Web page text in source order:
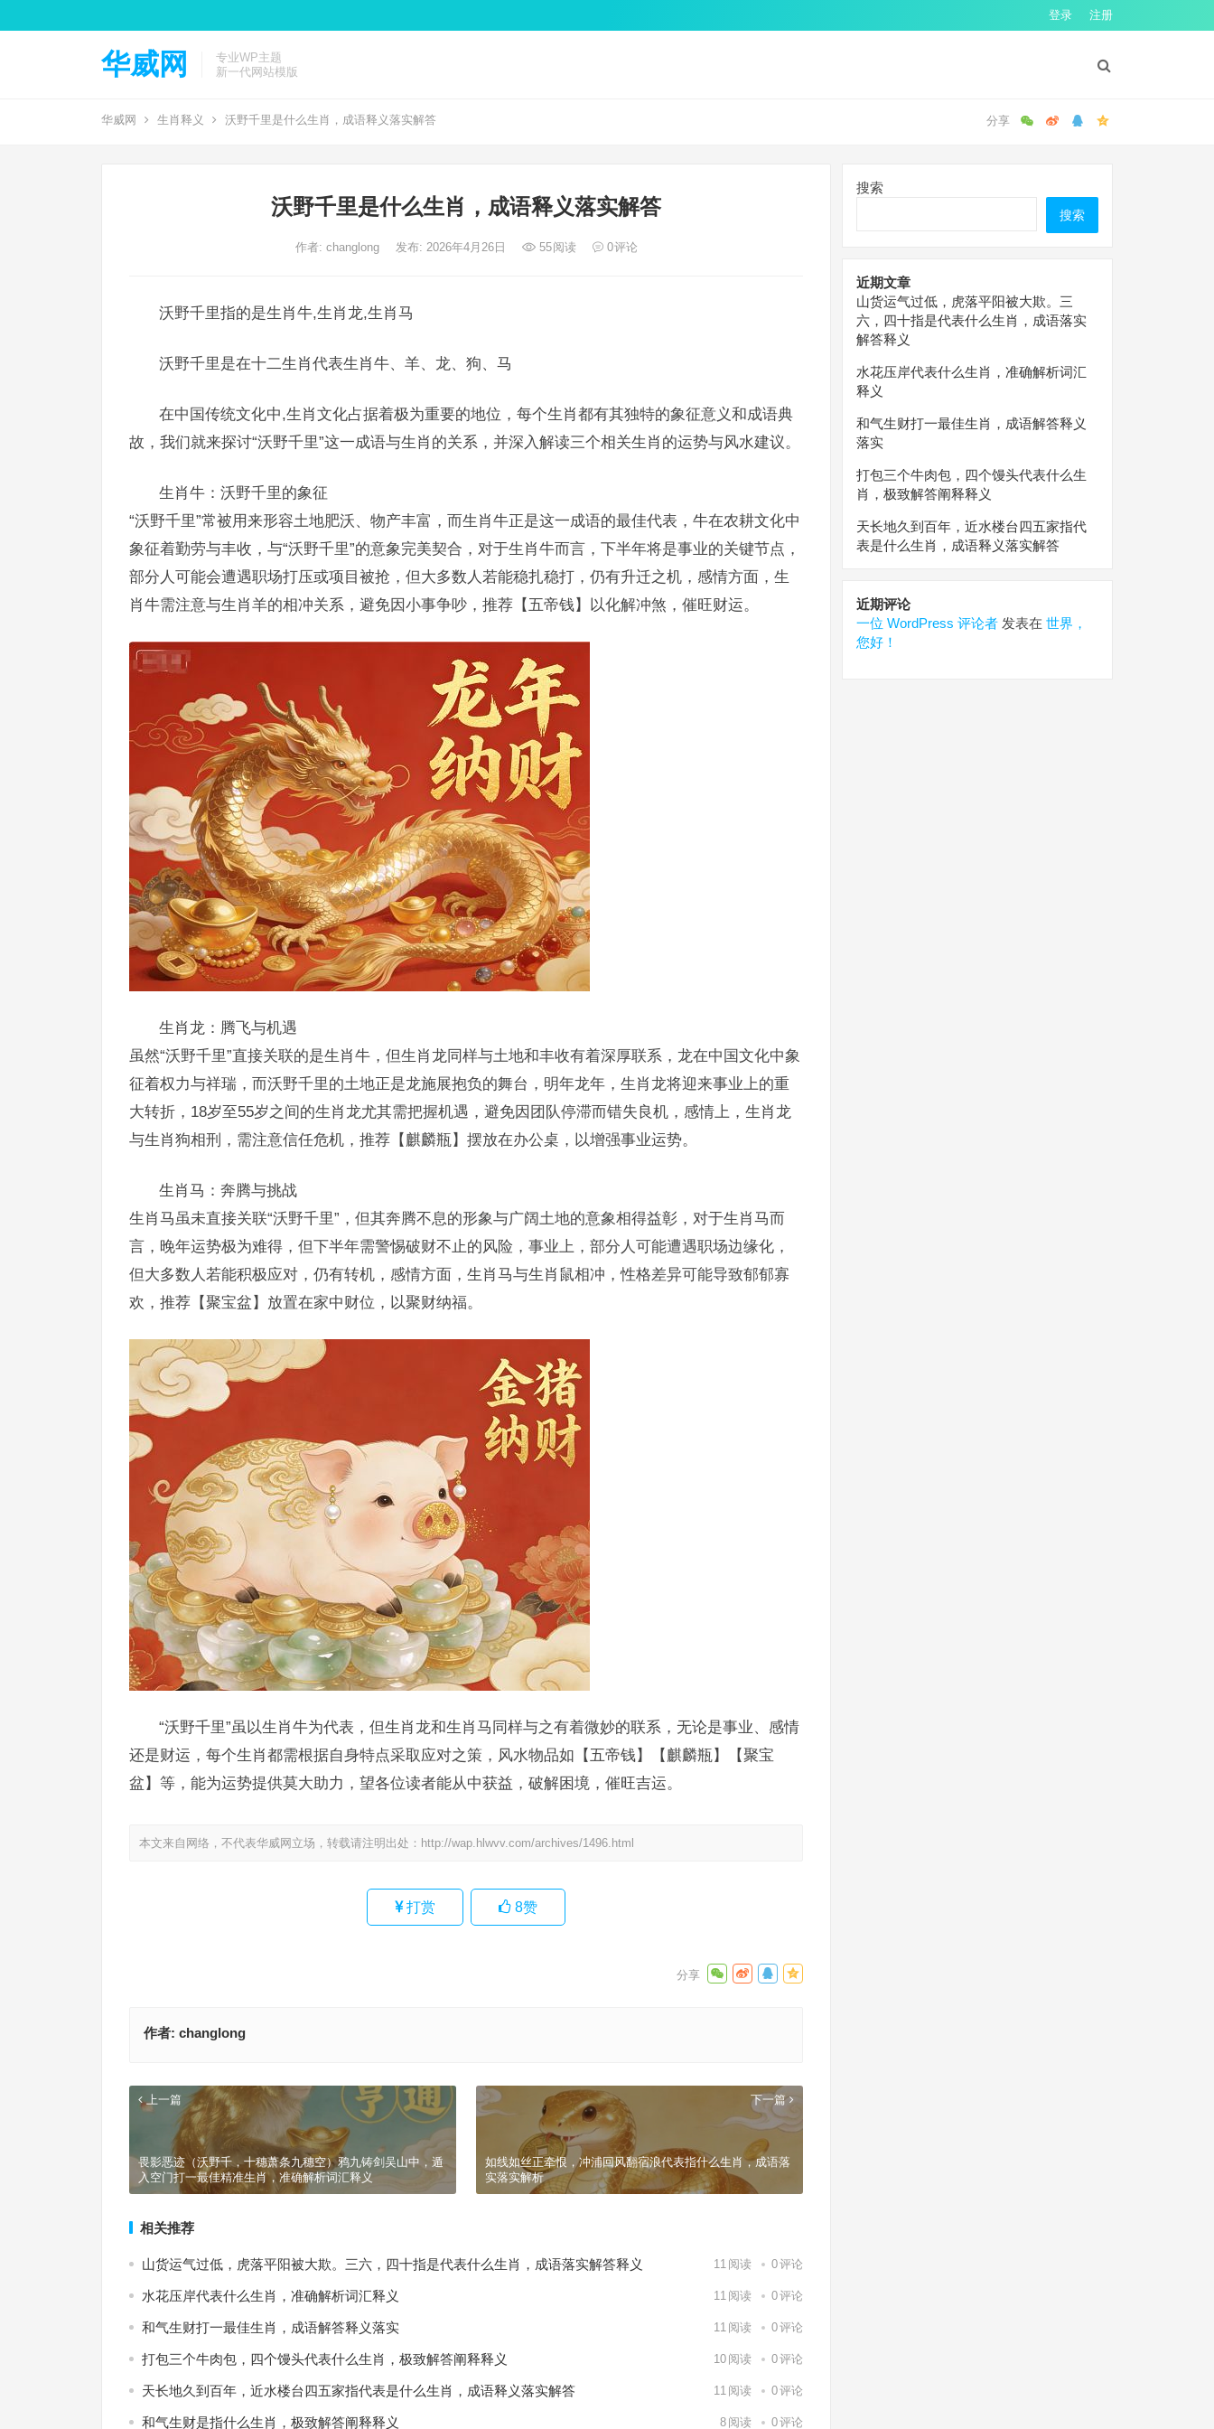
登录 注册
华威网
专业WP主题
新一代网站模版
华威网 生肖释义 沃野千里是什么生肖，成语释义落实解答
沃野千里是什么生肖，成语释义落实解答
作者: changlong 发布: 2026年4月26日 55阅读 0评论
沃野千里指的是生肖牛,生肖龙,生肖马
沃野千里是在十二生肖代表生肖牛、羊、龙、狗、马
在中国传统文化中,生肖文化占据着极为重要的地位，每个生肖都有其独特的象征意义和成语典
故，我们就来探讨“沃野千里”这一成语与生肖的关系，并深入解读三个相关生肖的运势与风水建议。
生肖牛：沃野千里的象征
“沃野千里”常被用来形容土地肥沃、物产丰富，而生肖牛正是这一成语的最佳代表，牛在农耕文化中
象征着勤劳与丰收，与“沃野千里”的意象完美契合，对于生肖牛而言，下半年将是事业的关键节点，
部分人可能会遭遇职场打压或项目被抢，但大多数人若能稳扎稳打，仍有升迁之机，感情方面，生
肖牛需注意与生肖羊的相冲关系，避免因小事争吵，推荐【五帝钱】以化解冲煞，催旺财运。
生肖龙：腾飞与机遇
虽然“沃野千里”直接关联的是生肖牛，但生肖龙同样与土地和丰收有着深厚联系，龙在中国文化中象
征着权力与祥瑞，而沃野千里的土地正是龙施展抱负的舞台，明年龙年，生肖龙将迎来事业上的重
大转折，18岁至55岁之间的生肖龙尤其需把握机遇，避免因团队停滞而错失良机，感情上，生肖龙
与生肖狗相刑，需注意信任危机，推荐【麒麟瓶】摆放在办公桌，以增强事业运势。
生肖马：奔腾与挑战
生肖马虽未直接关联“沃野千里”，但其奔腾不息的形象与广阔土地的意象相得益彰，对于生肖马而
言，晚年运势极为难得，但下半年需警惕破财不止的风险，事业上，部分人可能遭遇职场边缘化，
但大多数人若能积极应对，仍有转机，感情方面，生肖马与生肖鼠相冲，性格差异可能导致郁郁寡
欢，推荐【聚宝盆】放置在家中财位，以聚财纳福。
“沃野千里”虽以生肖牛为代表，但生肖龙和生肖马同样与之有着微妙的联系，无论是事业、感情
还是财运，每个生肖都需根据自身特点采取应对之策，风水物品如【五帝钱】【麒麟瓶】【聚宝
盆】等，能为运势提供莫大助力，望各位读者能从中获益，破解困境，催旺吉运。
本文来自网络，不代表华威网立场，转载请注明出处： http://wap.hlwvv.com/archives/1496.html
打赏 8赞
作者: changlong
上一篇
畏影恶迹（沃野千，十穗萧条九穗空）鸦九铸剑吴山中，遁
入空门打一最佳精准生肖，准确解析词汇释义
下一篇
如线如丝正牵恨，冲浦回风翻宿浪代表指什么生肖，成语落
实落实解析
相关推荐
山货运气过低，虎落平阳被大欺。三六，四十指是代表什么生肖，成语落实解答释义 11 阅读 0评论
水花压岸代表什么生肖，准确解析词汇释义 11 阅读 0评论
和气生财打一最佳生肖，成语解答释义落实 11 阅读 0评论
打包三个牛肉包，四个馒头代表什么生肖，极致解答阐释释义 10 阅读 0评论
天长地久到百年，近水楼台四五家指代表是什么生肖，成语释义落实解答 11 阅读 0评论
和气生财是指什么生肖，极致解答阐释释义 8 阅读 0评论
搜索
搜索
近期文章
山货运气过低，虎落平阳被大欺。三
六，四十指是代表什么生肖，成语落实
解答释义
水花压岸代表什么生肖，准确解析词汇
释义
和气生财打一最佳生肖，成语解答释义
落实
打包三个牛肉包，四个馒头代表什么生
肖，极致解答阐释释义
天长地久到百年，近水楼台四五家指代
表是什么生肖，成语释义落实解答
近期评论
一位 WordPress 评论者 发表在 世界，
您好！